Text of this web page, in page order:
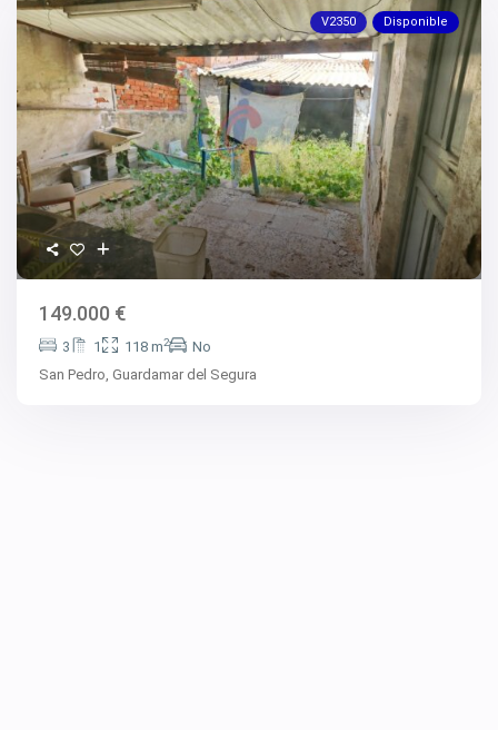
V2350 Disponible
149.000 €
3 1 118 m2
No
San Pedro,Guardamar del Segura